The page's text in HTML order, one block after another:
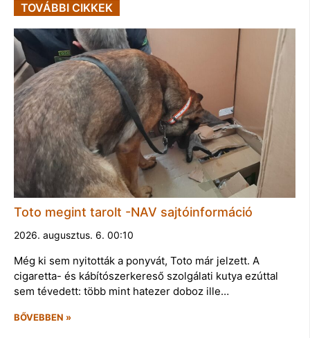
TOVÁBBI CIKKEK
Toto megint tarolt -NAV sajtóinformáció
2026. augusztus. 6. 00:10
Még ki sem nyitották a ponyvát, Toto már jelzett. A
cigaretta- és kábítószerkereső szolgálati kutya ezúttal
sem tévedett: több mint hatezer doboz ille…
BŐVEBBEN »